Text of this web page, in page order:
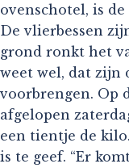
ovenschotel, is
De vlierbessen
grond ronkt het
weet wel, dat zijn
voorbrengen. Op
afgelopen
een tientje de
is te geef. “Er